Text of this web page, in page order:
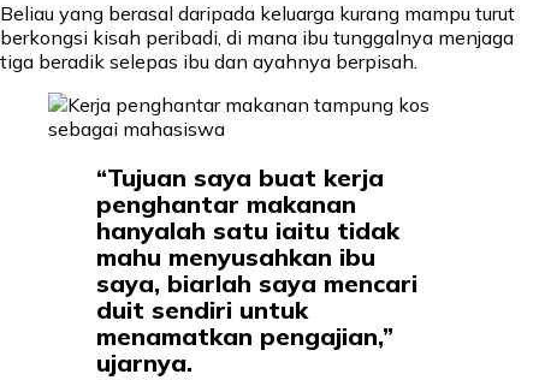
Beliau yang berasal daripada keluarga kurang mampu turut
berkongsi kisah peribadi, di mana ibu tunggalnya menjaga
tiga beradik selepas ibu dan ayahnya berpisah.
“Tujuan saya buat kerja
penghantar makanan
hanyalah satu iaitu tidak
mahu menyusahkan ibu
saya, biarlah saya mencari
duit sendiri untuk
menamatkan pengajian,”
ujarnya.